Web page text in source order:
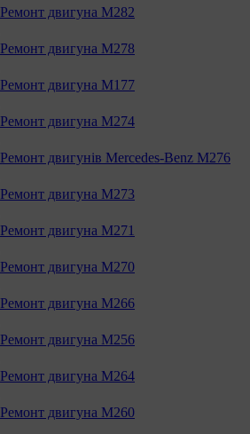
Ремонт двигуна М282
Ремонт двигуна М278
Ремонт двигуна М177
Ремонт двигуна М274
Ремонт двигунів Mercedes-Benz M276
Ремонт двигуна М273
Ремонт двигуна М271
Ремонт двигуна М270
Ремонт двигуна М266
Ремонт двигуна М256
Ремонт двигуна М264
Ремонт двигуна М260